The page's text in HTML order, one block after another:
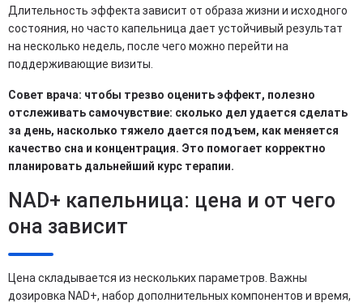
Длительность эффекта зависит от образа жизни и исходного
состояния, но часто капельница дает устойчивый результат
на несколько недель, после чего можно перейти на
поддерживающие визиты.
Совет врача: чтобы трезво оценить эффект, полезно
отслеживать самочувствие: сколько дел удается сделать
за день, насколько тяжело дается подъем, как меняется
качество сна и концентрация. Это помогает корректно
планировать дальнейший курс терапии.
NAD+ капельница: цена и от чего
она зависит
Цена складывается из нескольких параметров. Важны
дозировка NAD+, набор дополнительных компонентов и время,